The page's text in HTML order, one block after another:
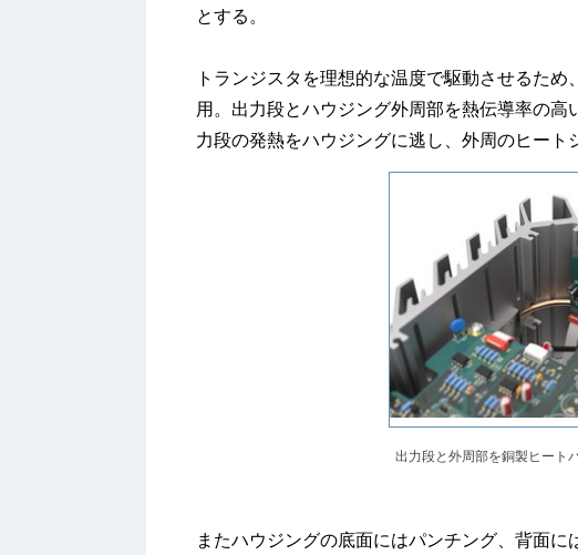
とする。
トランジスタを理想的な温度で駆動させるた
用。出力段とハウジング外周部を熱伝導率の
力段の発熱をハウジングに逃し、外周のヒート
出力段と外周部を銅製ヒート
またハウジングの底面にはパンチング、背面